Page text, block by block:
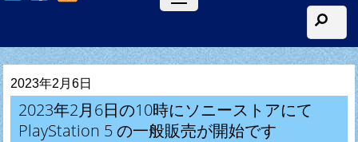
2023年2月6日
2023年2月6日の10時にソニーストアにて
PlayStation 5 の一般販売が開始です